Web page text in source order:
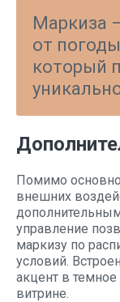
Маркиза
от
который
Помимо
внешних
управление
маркизу по
условий.
акцент в
витрине.